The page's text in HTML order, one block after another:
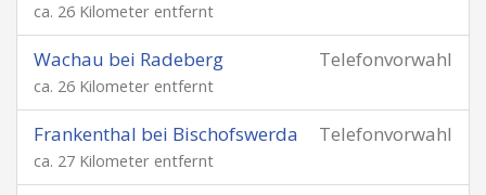
ca. 26 Kilometer entfernt
Telefonvorwahl
Wachau bei Radeberg
ca. 26 Kilometer entfernt
Telefonvorwahl
Frankenthal bei Bischofswerda
ca. 27 Kilometer entfernt